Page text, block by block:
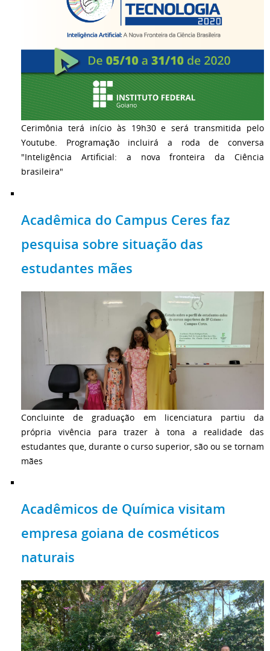
Cerimônia terá início às 19h30 e será transmitida pelo
Youtube. Programação incluirá a roda de conversa
"Inteligência Artificial: a nova fronteira da Ciência
brasileira"
Acadêmica do Campus Ceres faz
pesquisa sobre situação das
estudantes mães
Concluinte de graduação em licenciatura partiu da
própria vivência para trazer à tona a realidade das
estudantes que, durante o curso superior, são ou se tornam
mães
Acadêmicos de Química visitam
empresa goiana de cosméticos
naturais